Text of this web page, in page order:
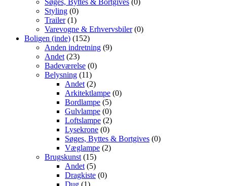
Styling (0)
Trailer(1)
Varevogne & Erhvervsbiler(0)
Boligen (inde) (152)
Anden indretning (9)
Andet (23)
Badeværelse (0)
Belysning (11)
Andet (2)
Arkitektlampe (0)
Bordlampe (5)
Gulvlampe (0)
Loftslampe (2)
Lysekrone (0)
Søges, Byttes & Bortgives (0)
Væglampe (2)
Brugskunst (15)
Andet (5)
Dragkiste (0)
Dug (1)